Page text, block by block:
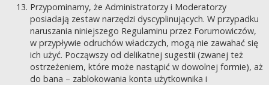
Przypominamy, że Administratorzy i Moderatorzy
posiadają zestaw narzędzi dyscyplinujących. W przypadku
naruszania niniejszego Regulaminu przez Forumowiczów,
w przypływie odruchów władczych, mogą nie zawahać się
ich użyć. Począwszy od delikatnej sugestii (zwanej też
ostrzeżeniem, które może nastąpić w dowolnej formie), aż
do bana – zablokowania konta użytkownika i